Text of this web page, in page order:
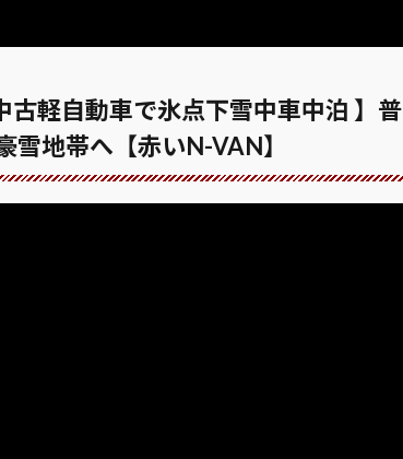
軽自動車で氷点下雪中車中泊 】普
地帯へ【赤いN-VAN】